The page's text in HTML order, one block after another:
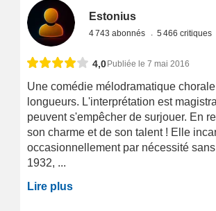
Estonius
4 743 abonnés 5 466 critiques
4,0 Publiée le 7 mai 2016
Une comédie mélodramatique
longueurs. L'interprétation est
peuvent s'empêcher de surjouer. En
son charme et de son talent ! Elle
occasionnellement par nécessité
1932, ...
Lire plus